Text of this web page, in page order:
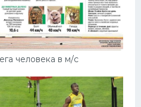
человека в м/с